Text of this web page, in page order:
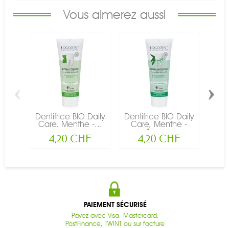
Vous aimerez aussi
Dentifrice BIO Daily
Care, Menthe -...
4,20 CHF
Dentifrice BIO Daily
Care, Menthe -
Avec...
4,20 CHF
‹ ›
PAIEMENT SÉCURISÉ
Payez avec Visa, Mastercard,
PostFinance, TWINT ou sur facture